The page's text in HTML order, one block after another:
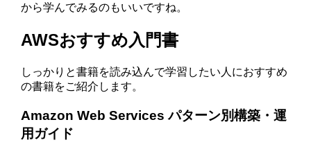
から学んでみるのもいいですね。
AWSおすすめ入門書
しっかりと書籍を読み込んで学習したい人におすすめ
の書籍をご紹介します。
Amazon Web Services パターン別構築・運
用ガイド